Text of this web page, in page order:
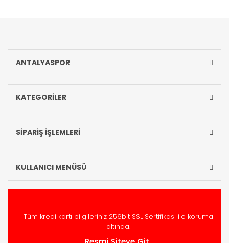
ANTALYASPOR
KATEGORİLER
SİPARİŞ İŞLEMLERİ
KULLANICI MENÜSÜ
Tüm kredi kartı bilgileriniz 256bit SSL Sertifikası ile koruma
altında.